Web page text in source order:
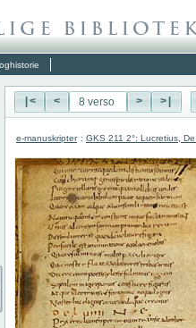
|< < > >|
e-manuskripter : GKS 211 2°: Lucretius,